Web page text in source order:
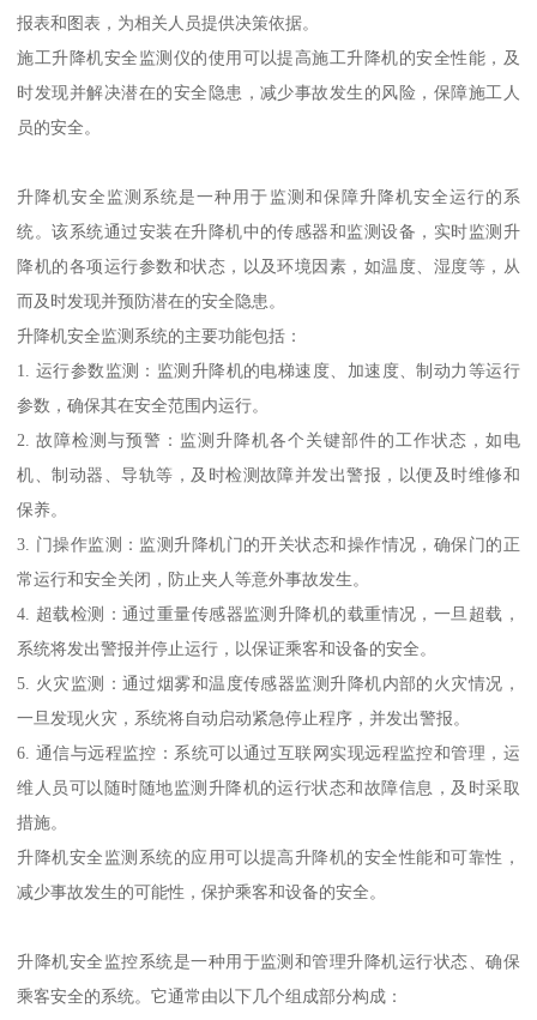
报表和图表，为相关人员提供决策依据。
施工升降机安全监测仪的使用可以提高施工升降机的安全性能，及
时发现并解决潜在的安全隐患，减少事故发生的风险，保障施工人
员的安全。
升降机安全监测系统是一种用于监测和保障升降机安全运行的系
统。该系统通过安装在升降机中的传感器和监测设备，实时监测升
降机的各项运行参数和状态，以及环境因素，如温度、湿度等，从
而及时发现并预防潜在的安全隐患。
升降机安全监测系统的主要功能包括：
1. 运行参数监测：监测升降机的电梯速度、加速度、制动力等运行
参数，确保其在安全范围内运行。
2. 故障检测与预警：监测升降机各个关键部件的工作状态，如电
机、制动器、导轨等，及时检测故障并发出警报，以便及时维修和
保养。
3. 门操作监测：监测升降机门的开关状态和操作情况，确保门的正
常运行和安全关闭，防止夹人等意外事故发生。
4. 超载检测：通过重量传感器监测升降机的载重情况，一旦超载，
系统将发出警报并停止运行，以保证乘客和设备的安全。
5. 火灾监测：通过烟雾和温度传感器监测升降机内部的火灾情况，
一旦发现火灾，系统将自动启动紧急停止程序，并发出警报。
6. 通信与远程监控：系统可以通过互联网实现远程监控和管理，运
维人员可以随时随地监测升降机的运行状态和故障信息，及时采取
措施。
升降机安全监测系统的应用可以提高升降机的安全性能和可靠性，
减少事故发生的可能性，保护乘客和设备的安全。
升降机安全监控系统是一种用于监测和管理升降机运行状态、确保
乘客安全的系统。它通常由以下几个组成部分构成：